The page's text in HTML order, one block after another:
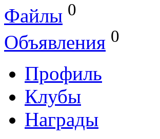
Файлы 0
Объявления 0
Профиль
Клубы
Награды